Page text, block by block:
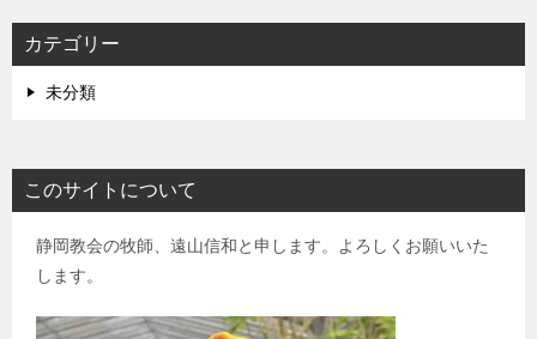
カテゴリー
未分類
このサイトについて
静岡教会の牧師、遠山信和と申します。よろしくお願いいた
します。